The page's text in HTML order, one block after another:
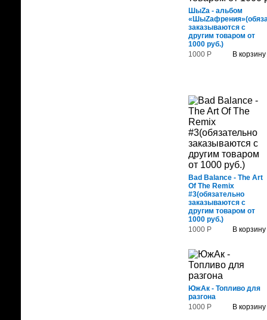
ШыZa - альбом
заказываются с
другим товаром от
1000 руб.)
В корзину
1000 Р
Bad Balance - The Art
Of The Remix
#3(обязательно
заказываются с
другим товаром от
1000 руб.)
В корзину
1000 Р
ЮжАк - Топливо для
разгона
В корзину
1000 Р